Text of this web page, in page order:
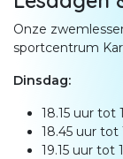
Onze
sportcentrum
Dinsdag:
18.15 uur tot
18.45 uur tot
19.15 uur tot